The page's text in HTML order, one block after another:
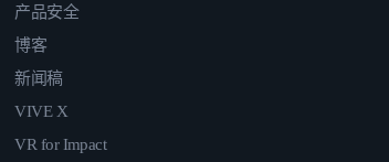
产品安全
博客
新闻稿
VIVE X
VR for Impact